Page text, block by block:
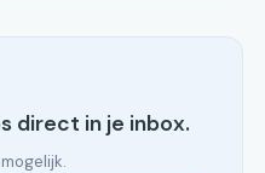
direct in je inbox.